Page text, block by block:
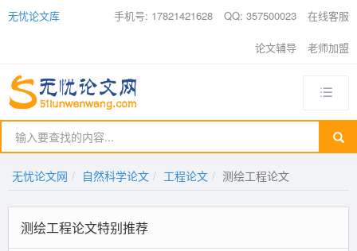
无忧论文库 手机号: 17821421628 QQ: 357500023 在线客服
论文辅导 老师加盟
无忧论文网 自然科学论文 工程论文 测绘工程论文
测绘工程论文特别推荐